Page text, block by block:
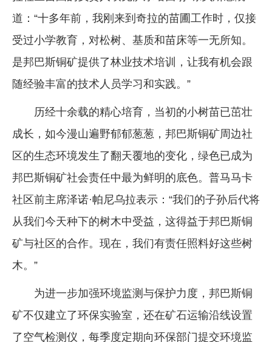
道：“十多年前，我刚来到奇拉的苗圃工作时，仅接
受过小学教育，对松树、基质和苗床等一无所知。
是邦巴斯铜矿提供了林业技术培训，让我有机会跟
随经验丰富的技术人员学习和实践。”
历经十余载的精心培育，当初的小树苗已茁壮
成长，如今漫山遍野郁郁葱葱，邦巴斯铜矿周边社
区的生态环境发生了翻天覆地的变化，绿色已成为
邦巴斯铜矿社会责任中最为鲜明的底色。普马马卡
社区前主席泽诺·帕尼乌拉表示：“我们的子孙后代将
从我们今天种下的树木中受益，这得益于邦巴斯铜
矿与社区的合作。现在，我们有责任照料好这些树
木。”
为进一步加强环境监测与保护力度，邦巴斯铜
矿不仅建立了环保实验室，还在矿石运输沿线设置
了空气检测仪，每季度定期向环保部门提交环境监